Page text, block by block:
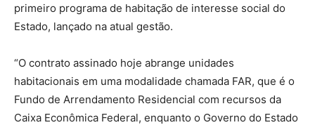
primeiro programa de habitação de interesse social do
Estado, lançado na atual gestão.
“O contrato assinado hoje abrange unidades
habitacionais em uma modalidade chamada FAR, que é o
Fundo de Arrendamento Residencial com recursos da
Caixa Econômica Federal, enquanto o Governo do Estado